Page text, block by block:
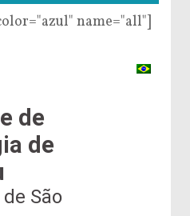
name="all"]
de
de
São